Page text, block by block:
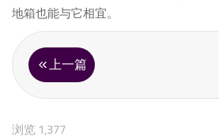
地箱也能与它相宜。
上一篇
浏览 1,377